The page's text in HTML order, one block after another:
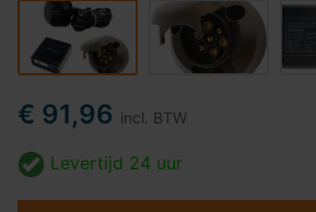
€ 91,96 incl. BTW
Levertijd 24 uur